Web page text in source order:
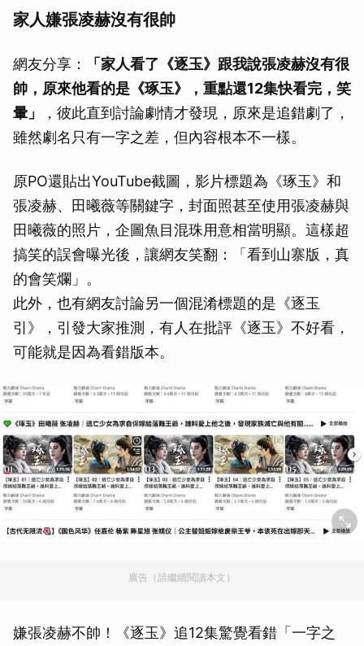
家人嫌張凌赫沒有很帥
網友分享：
「家人看了《逐玉》跟我說張凌赫沒有很
帥，原來他看的是《琢玉》，重點還12集快看完，笑
暈」
，彼此直到討論劇情才發現，原來是追錯劇了，
雖然劇名只有一字之差，但內容根本不一樣。
原PO還貼出YouTube截圖，影片標題為《琢玉》和
張凌赫、田曦薇等關鍵字，封面照甚至使用張凌赫與
田曦薇的照片，企圖魚目混珠用意相當明顯。這樣超
搞笑的誤會曝光後，讓網友笑翻：「看到山寨版，真
的會笑爛」。
此外，也有網友討論另一個混淆標題的是《逐玉
引》，引發大家推測，有人在批評《逐玉》不好看，
可能就是因為看錯版本。
廣告（請繼續閱讀本文）
嫌張凌赫不帥！《逐玉》追12集驚覺看錯「一字之